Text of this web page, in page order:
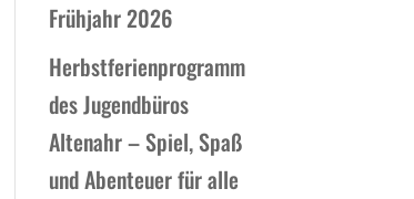
Frühjahr 2026
Herbstferienprogramm
des Jugendbüros
Altenahr – Spiel, Spaß
und Abenteuer für alle